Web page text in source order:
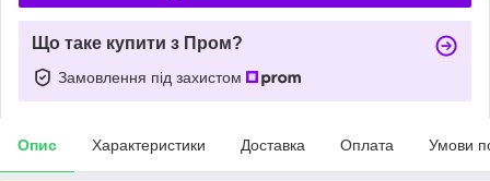
Що таке купити з Пром?
Замовлення під захистом
Опис Характеристики Доставка Оплата Умови